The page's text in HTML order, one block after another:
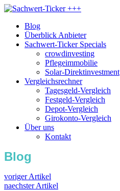
Blog
Überblick Anbieter
Sachwert-Ticker Specials
crowdinvesting
Pflegeimmobilie
Solar-Direktinvestment
Vergleichsrechner
Tagesgeld-Vergleich
Festgeld-Vergleich
Depot-Vergleich
Girokonto-Vergleich
Über uns
Kontakt
Blog
voriger Artikel
naechster Artikel